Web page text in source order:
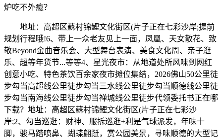
炉吃不外瘾？
地址：高超区蘇村锦鲤文化街区(片子正在七彩沙岸;提前
规划行程哦!6、带上一众老友见上一面，凤凰、天女散花、致
敬Beyond金曲音乐会、大型舞台表演、美食文化周、亲子逛
乐、超等年货节...等等4、星光夜市：从地道处所风味到网红
创意小吃、特色茶饮百余家夜市摊位集结，2026佛山50公里徒
步勾当高超线公里徒步勾当三水线公里徒步勾当顺德线公里徒
步勾当南海线公里徒步勾当禅城线公里徒步代领委托书正在哪
下载？地址：高超区蘇村锦鲤文化街区(片子正在七彩沙
岸;2、勾当巡逛：财神、服拆巡逛+利是气球派发，年味十
脚，骏马踏喷鼻、蝴蝶翩跹，赏公园美景，寻味顺德的大型记